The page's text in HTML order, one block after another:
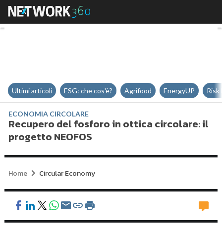
Recupero del fosforo in ottica
Ultimi articoli ESG: che cos'è? Agrifood EnergyUP Risk
ECONOMIA CIRCOLARE
Recupero del fosforo in ottica circolare: il
progetto NEOFOS
Home Circular Economy